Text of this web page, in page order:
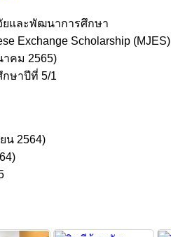
ยและพัฒนาการศึกษา
Exchange Scholarship (MJES)
าคม 2565)
ษาปีที่ 5/1
2564)